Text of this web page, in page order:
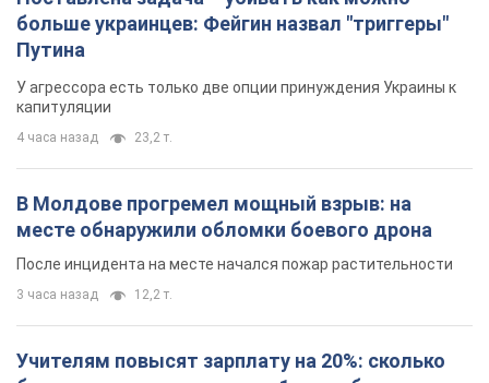
месте обнаружили обломки боевого дрона
После инцидента на месте начался пожар растительности
3 часа назад
Учителям повысят зарплату на 20%: сколько
будут получать педагоги с 1 сентября
Какие изменения планируются в этой сфере
5 часов назад 28,0 т.